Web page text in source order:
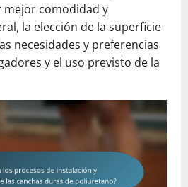
comodidad y
la elección de la superficie
necesidades y preferencias
y el uso previsto de la